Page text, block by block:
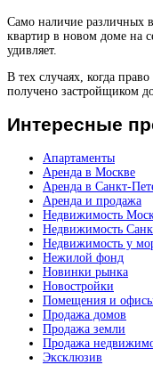
Само наличие различных
квартир в новом доме на
удивляет.
В тех случаях, когда
получено застройщиком до
Интересные
Апартаменты
Аренда в Москве
Аренда в Санкт-
Аренда и продажа
Недвижимость
Недвижимость
Недвижимость у
Нежилой фонд
Новинки рынка
Новостройки
Помещения и
Продажа домов
Продажа земли
Продажа
Эксклюзив